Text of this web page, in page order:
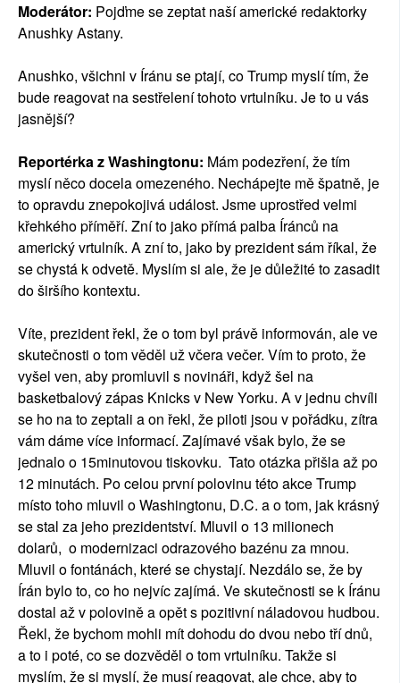
Moderátor: Pojďme se zeptat naší americké redaktorky
Anushky Astany.
Anushko, všichni v Íránu se ptají, co Trump myslí tím, že
bude reagovat na sestřelení tohoto vrtulníku. Je to u vás
jasnější?
Reportérka z Washingtonu: Mám podezření, že tím
myslí něco docela omezeného. Nechápejte mě špatně, je
to opravdu znepokojivá událost. Jsme uprostřed velmi
křehkého příměří. Zní to jako přímá palba Íránců na
americký vrtulník. A zní to, jako by prezident sám říkal, že
se chystá k odvetě. Myslím si ale, že je důležité to zasadit
do širšího kontextu.
Víte, prezident řekl, že o tom byl právě informován, ale ve
skutečnosti o tom věděl už včera večer. Vím to proto, že
vyšel ven, aby promluvil s novináři, když šel na
basketbalový zápas Knicks v New Yorku. A v jednu chvíli
se ho na to zeptali a on řekl, že piloti jsou v pořádku, zítra
vám dáme více informací. Zajímavé však bylo, že se
jednalo o 15minutovou tiskovku. Tato otázka přišla až po
12 minutách. Po celou první polovinu této akce Trump
místo toho mluvil o Washingtonu, D.C. a o tom, jak krásný
se stal za jeho prezidentství. Mluvil o 13 milionech
dolarů, o modernizaci odrazového bazénu za mnou.
Mluvil o fontánách, které se chystají. Nezdálo se, že by
Írán bylo to, co ho nejvíc zajímá. Ve skutečnosti se k Íránu
dostal až v polovině a opět s pozitivní náladovou hudbou.
Řekl, že bychom mohli mít dohodu do dvou nebo tří dnů,
a to i poté, co se dozvěděl o tom vrtulníku. Takže si
myslím, že si myslí, že musí reagovat, ale chce, aby to